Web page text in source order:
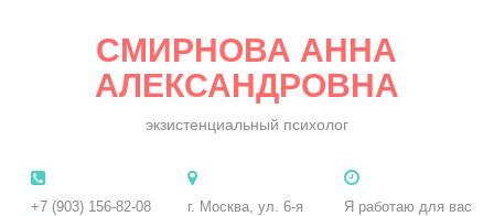
СМИРНОВА АННА
АЛЕКСАНДРОВНА
экзистенциальный психолог
Я работаю для вас
г. Москва, ул. 6-я
+7 (903) 156-82-08